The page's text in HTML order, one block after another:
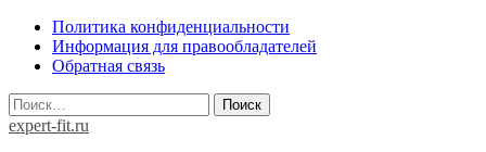
Skip
content
Политика конфиденциальности
Информация для правообладателей
Обратная связь
Найти:
expert-fit.ru